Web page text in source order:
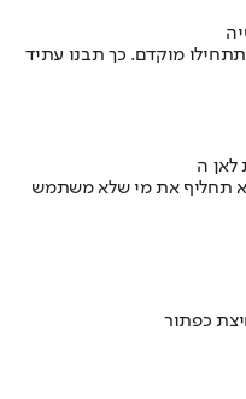
מוקדם. כך תבנו עתיד
תחליף את מי שלא משתמש
כפתור